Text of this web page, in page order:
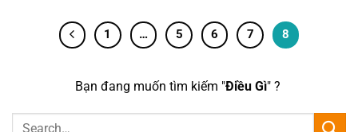
1 … 5 6 7 8
Bạn đang muốn tìm kiếm "Điều Gì" ?